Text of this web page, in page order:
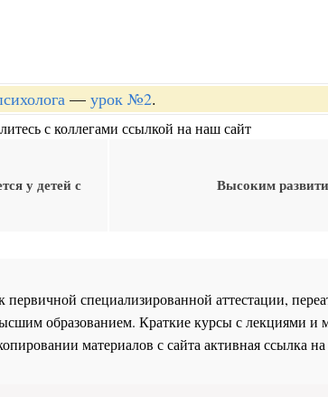
— урок №2.
с коллегами ссылкой на наш сайт
у детей с
Высоким
первичной специализированной аттестации,
образованием. Краткие курсы с лекциями и
материалов с сайта активная ссылка на